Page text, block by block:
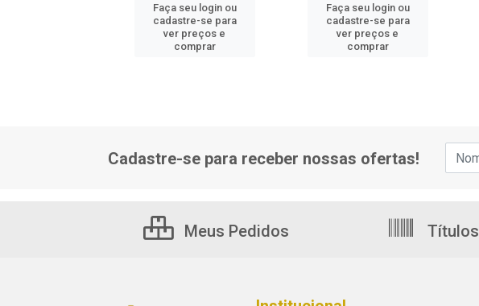
Faça seu login ou
cadastre-se para
ver preços e
comprar
Faça seu login ou
cadastre-se para
ver preços e
comprar
Cadastre-se para receber nossas ofertas!
Meus Pedidos Títulos